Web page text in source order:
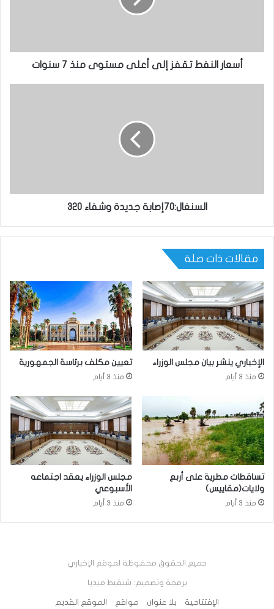
أسعار النفط تقفز إلى أعلى مستوى منذ 7 سنوات
السنغال:70إصابة جديدة وشفاء 320
مقالات ذات صلة
الإخباري ينشر بيان مجلس الوزراء
منذ 3 أيام
تعيين مكلف برئاسة الجمهورية
منذ 3 أيام
تساقطات مطرية على أربع
ولايات(مقاييس)
منذ 3 أيام
مجلس الوزراء يعقد اجتماعه
الأسبوعي
منذ 3 أيام
جميع الحقوق محفوظة لموقع الإخباري
برمجة وتصميم: شنقيط ميديا
الإفتتاحية بلا عنوان مواقع الموقع القديم